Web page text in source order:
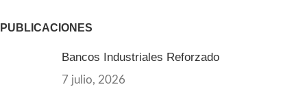
PUBLICACIONES
Bancos Industriales Reforzado
7 julio, 2026